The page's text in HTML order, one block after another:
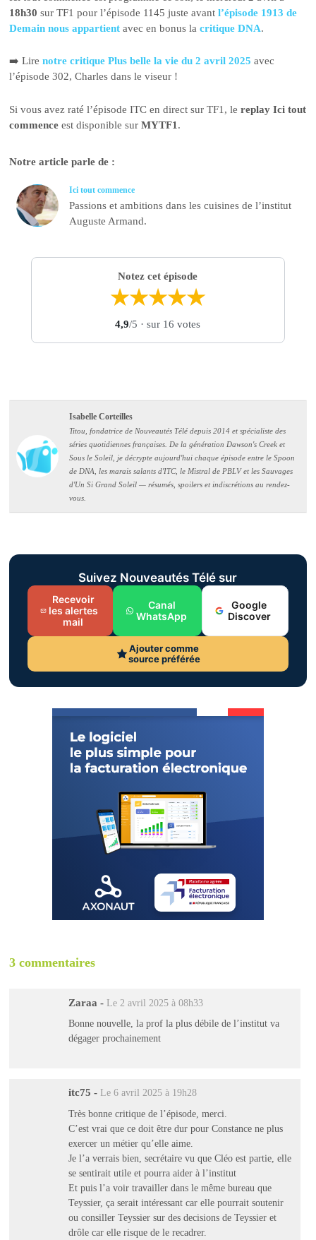
18h30 sur TF1 pour l’épisode 1145 juste avantl’épisode 1913 de
Demain nous appartientavec en bonus lacritique DNA.
➡️ Lirenotre critique Plus belle la vie du 2 avril 2025 avec
l’épisode 302, Charles dans le viseur !
Si vous avez raté l’épisode ITC en direct sur TF1, lereplay Ici tout
commence est disponible surMYTF1 .
Notre article parle de :
Ici tout commence
Passions et ambitions dans les cuisines de l’institut
Auguste Armand.
Notez cet épisode
★★★★★
4,9/5 · sur 16 votes
Isabelle Corteilles
Titou, fondatrice de Nouveautés Télé depuis 2014 et spécialiste des
séries quotidiennes françaises. De la génération Dawson's Creek et
Sous le Soleil, je décrypte aujourd'hui chaque épisode entre le Spoon
de DNA, les marais salants d'ITC, le Mistral de PBLV et les Sauvages
d'Un Si Grand Soleil — résumés, spoilers et indiscrétions au rendez-
vous.
Suivez Nouveautés Télé sur
Recevoir
les alertes
mail
Canal
WhatsApp
Google
Discover
Ajouter comme
source préférée
3 commentaires
Zaraa - Le 2 avril 2025 à 08h33
Bonne nouvelle, la prof la plus débile de l’institut va
dégager prochainement
itc75 - Le 6 avril 2025 à 19h28
Très bonne critique de l’épisode, merci.
C’est vrai que ce doit être dur pour Constance ne plus
exercer un métier qu’elle aime.
Je l’a verrais bien, secrétaire vu que Cléo est partie, elle
se sentirait utile et pourra aider à l’institut
Et puis l’a voir travailler dans le même bureau que
Teyssier, ça serait intéressant car elle pourrait soutenir
ou consiller Teyssier sur des decisions de Teyssier et
drôle car elle risque de le recadrer.